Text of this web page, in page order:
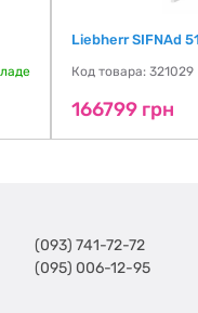
Liebherr SIFNAd
Код товара: 321029
166799 грн
(093) 741-72-72
(095) 006-12-95